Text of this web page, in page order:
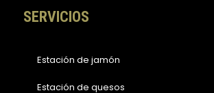
SERVICIOS
Estación de jamón
Estación de quesos